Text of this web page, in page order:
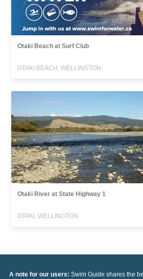
Otaki Beach at Surf Club
OTAKI BEACH, WELLINGTON
Otaki River at State Highway 1
OTAKI, WELLINGTON
A note for our users: Swim Guide shares the